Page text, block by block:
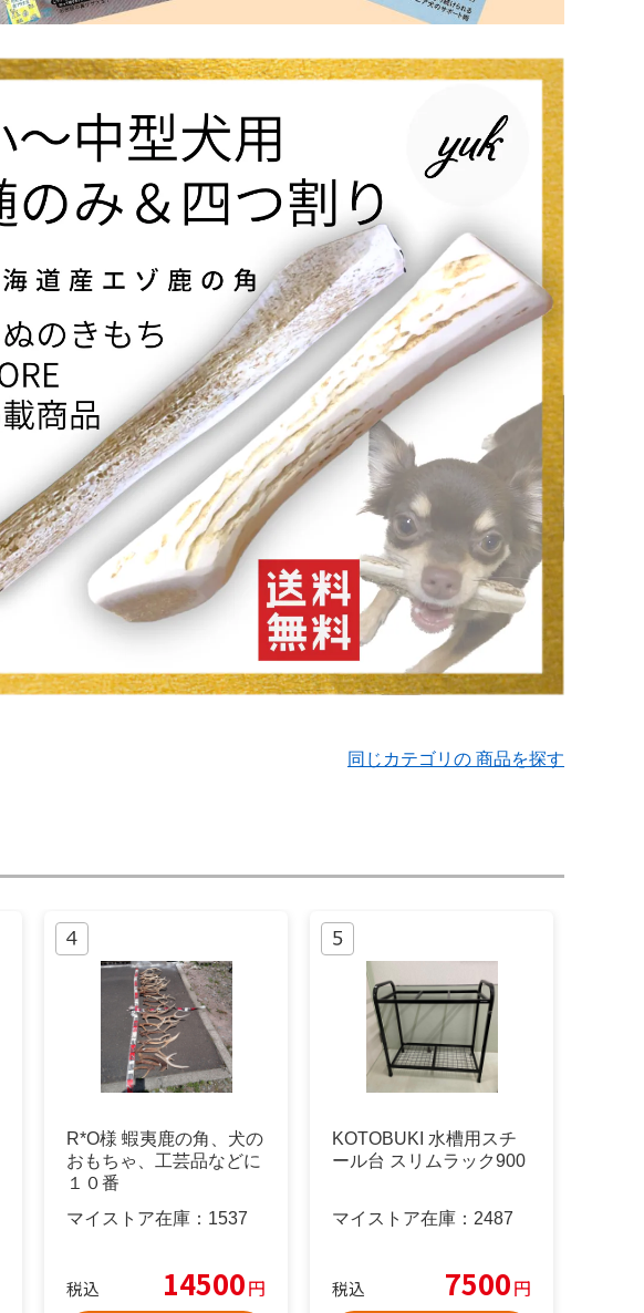
同じカテゴリの 商品を探す
R*O様 蝦夷鹿の角、犬の
おもちゃ、工芸品などに
１０番
マイストア在庫： 1537
税込 14500円
KOTOBUKI 水槽用スチ
ール台 スリムラック900
マイストア在庫： 2487
税込 7500円